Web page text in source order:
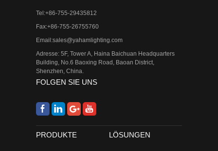
Tel:+86-755-29435812
Fax:+86-755-26755760
Email:sales@yahamlighting.com
Adresse: 5F, Tower A, Haina Baichuan Headquarters
Building, No.6 Baoxing Road, Baoan District,
Shenzhen, China.
FOLGEN SIE UNS
PRODUKTE LÖSUNGEN